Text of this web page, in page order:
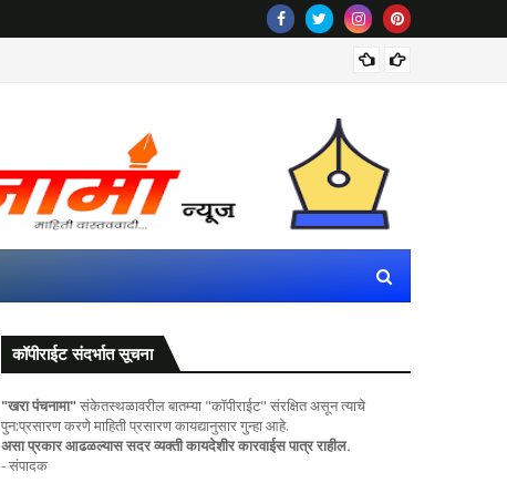
कॉपीराईट संदर्भात सूचना
"खरा पंचनामा"संकेतस्थळावरील बातम्या "कॉपीराईट" संरक्षित असून त्याचे
पुन:प्रसारण करणे माहिती प्रसारण कायद्यानुसार गुन्हा आहे.
असा प्रकार आढळल्यास सदर व्यक्ती कायदेशीर कारवाईस पात्र राहील.
- संपादक